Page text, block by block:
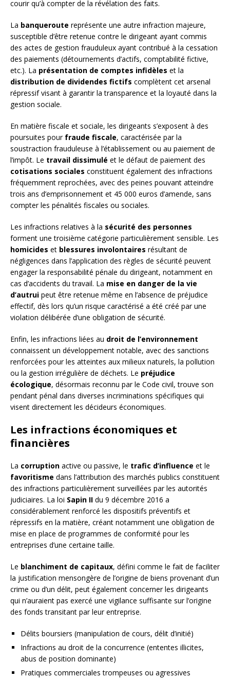
courir qu’à compter de la révélation des faits.
La banqueroute représente une autre infraction majeure,
susceptible d’être retenue contre le dirigeant ayant commis
des actes de gestion frauduleux ayant contribué à la cessation
des paiements (détournements d’actifs, comptabilité fictive,
etc.). La présentation de comptes infidèles et la
distribution de dividendes fictifs complètent cet arsenal
répressif visant à garantir la transparence et la loyauté dans la
gestion sociale.
En matière fiscale et sociale, les dirigeants s’exposent à des
poursuites pour fraude fiscale, caractérisée par la
soustraction frauduleuse à l’établissement ou au paiement de
l’impôt. Le travail dissimulé et le défaut de paiement des
cotisations sociales constituent également des infractions
fréquemment reprochées, avec des peines pouvant atteindre
trois ans d’emprisonnement et 45 000 euros d’amende, sans
compter les pénalités fiscales ou sociales.
Les infractions relatives à la sécurité des personnes
forment une troisième catégorie particulièrement sensible. Les
homicides et blessures involontaires résultant de
négligences dans l’application des règles de sécurité peuvent
engager la responsabilité pénale du dirigeant, notamment en
cas d’accidents du travail. La mise en danger de la vie
d’autrui peut être retenue même en l’absence de préjudice
effectif, dès lors qu’un risque caractérisé a été créé par une
violation délibérée d’une obligation de sécurité.
Enfin, les infractions liées au droit de l’environnement
connaissent un développement notable, avec des sanctions
renforcées pour les atteintes aux milieux naturels, la pollution
ou la gestion irrégulière de déchets. Le préjudice
écologique, désormais reconnu par le Code civil, trouve son
pendant pénal dans diverses incriminations spécifiques qui
visent directement les décideurs économiques.
Les infractions économiques et
financières
La corruption active ou passive, le trafic d’influence et le
favoritisme dans l’attribution des marchés publics constituent
des infractions particulièrement surveillées par les autorités
judiciaires. La loi Sapin II du 9 décembre 2016 a
considérablement renforcé les dispositifs préventifs et
répressifs en la matière, créant notamment une obligation de
mise en place de programmes de conformité pour les
entreprises d’une certaine taille.
Le blanchiment de capitaux, défini comme le fait de faciliter
la justification mensongère de l’origine de biens provenant d’un
crime ou d’un délit, peut également concerner les dirigeants
qui n’auraient pas exercé une vigilance suffisante sur l’origine
des fonds transitant par leur entreprise.
Délits boursiers (manipulation de cours, délit d’initié)
Infractions au droit de la concurrence (ententes illicites,
abus de position dominante)
Pratiques commerciales trompeuses ou agressives